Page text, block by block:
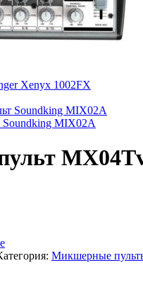
Xenyx 1002FX
MIX02A
Микшерные